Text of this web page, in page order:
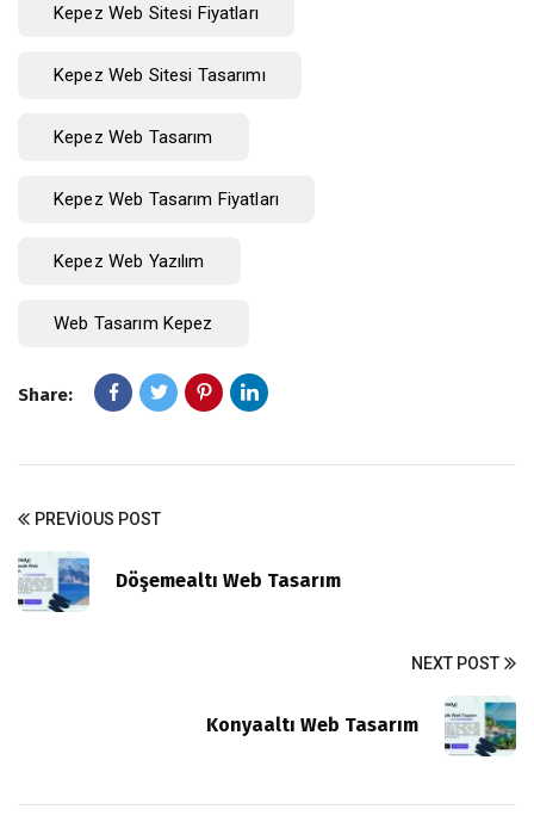
Kepez Web Sitesi Fiyatları
Kepez Web Sitesi Tasarımı
Kepez Web Tasarım
Kepez Web Tasarım Fiyatları
Kepez Web Yazılım
Web Tasarım Kepez
Share:
PREVIOUS POST
Döşemealtı Web Tasarım
NEXT POST
Konyaaltı Web Tasarım